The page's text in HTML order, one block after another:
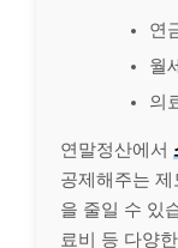
연
월세
의
연말정산에서
공제해주는 제
을 줄일 수 있
료비 등 다양